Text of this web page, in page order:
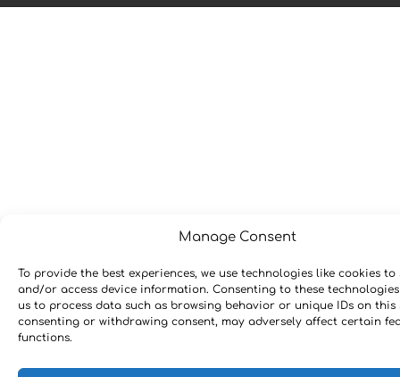
Manage Consent
To provide the best experiences, we use technologies like cookies to
and/or access device information. Consenting to these
us to process data such as browsing behavior or unique IDs on this
consenting or withdrawing consent, may adversely affect certain
functions.